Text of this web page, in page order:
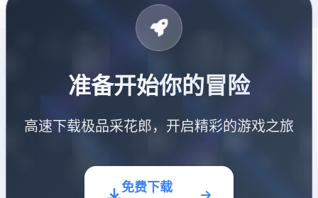
准备开始你的冒险
高速下载极品采花郎，开启精彩的游戏之旅
免费下载